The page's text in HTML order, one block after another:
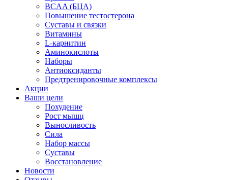
BCAA (БЦА)
Повышение тестостерона
Суставы и связки
Витамины
L-карнитин
Аминокислоты
Наборы
Антиоксиданты
Предтренировочные комплексы
Акции
Ваши цели
Похудение
Рост мышц
Выносливость
Сила
Набор массы
Суставы
Восстановление
Новости